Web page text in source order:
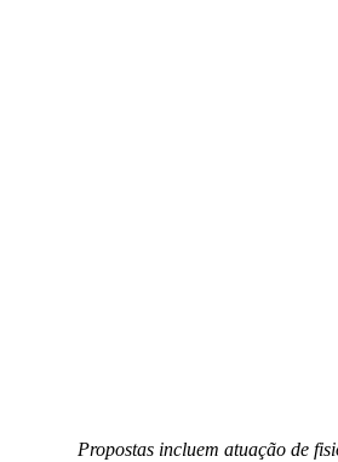
Propostas incluem atuação de